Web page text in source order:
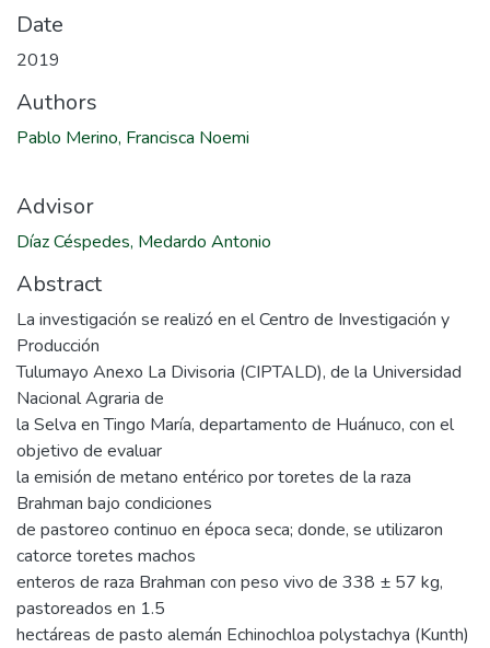
Date
2019
Authors
Pablo Merino, Francisca Noemi
Advisor
Díaz Céspedes, Medardo Antonio
Abstract
La investigación se realizó en el Centro de Investigación y
Producción
Tulumayo Anexo La Divisoria (CIPTALD), de la Universidad
Nacional Agraria de
la Selva en Tingo María, departamento de Huánuco, con el
objetivo de evaluar
la emisión de metano entérico por toretes de la raza
Brahman bajo condiciones
de pastoreo continuo en época seca; donde, se utilizaron
catorce toretes machos
enteros de raza Brahman con peso vivo de 338 ± 57 kg,
pastoreados en 1.5
hectáreas de pasto alemán Echinochloa polystachya (Kunth)